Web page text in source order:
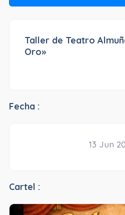
Taller de Teatro
Oro»
Fecha :
13 Jun
Cartel :